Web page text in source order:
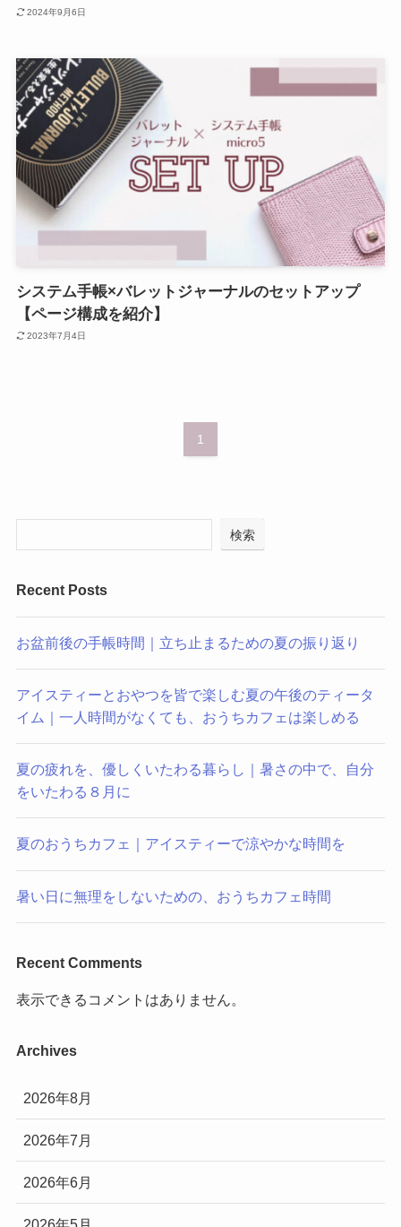
2024年9月6日
システム手帳×バレットジャーナルのセットアップ
【ページ構成を紹介】
2023年7月4日
1
検索
Recent Posts
お盆前後の手帳時間｜立ち止まるための夏の振り返り
アイスティーとおやつを皆で楽しむ夏の午後のティータ
イム｜一人時間がなくても、おうちカフェは楽しめる
夏の疲れを、優しくいたわる暮らし｜暑さの中で、自分
をいたわる８月に
夏のおうちカフェ｜アイスティーで涼やかな時間を
暑い日に無理をしないための、おうちカフェ時間
Recent Comments
表示できるコメントはありません。
Archives
2026年8月
2026年7月
2026年6月